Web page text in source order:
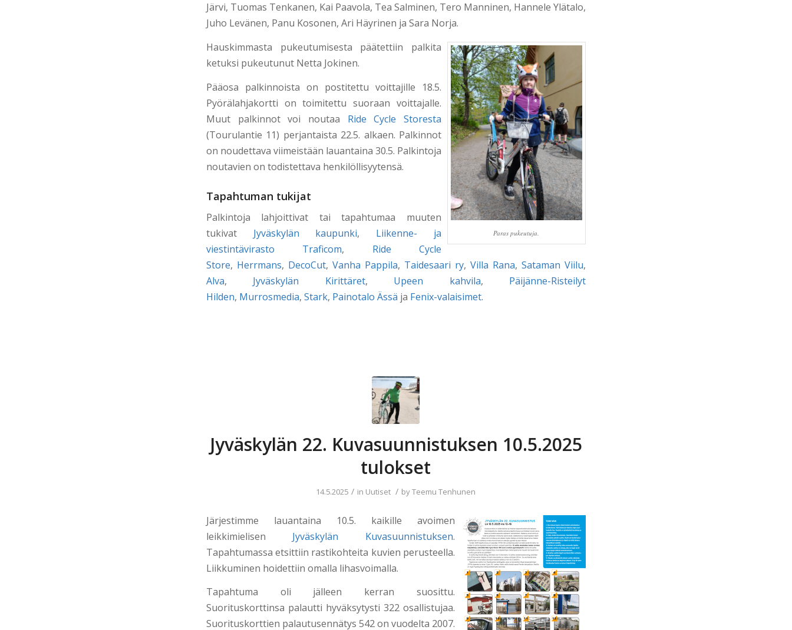
Järvi, Tuomas Tenkanen, Kai Paavola, Tea Salminen, Tero Manninen, Hannele Ylätalo,
Juho Levänen, Panu Kosonen, Ari Häyrinen ja Sara Norja.
Paras pukeutuja.
Hauskimmasta pukeutumisesta päätettiin palkita
ketuksi pukeutunut Netta Jokinen.
Pääosa palkinnoista on postitettu voittajille 18.5.
Pyörälahjakortti on toimitettu suoraan voittajalle.
Muut palkinnot voi noutaa Ride Cycle Storesta
(Tourulantie 11) perjantaista 22.5. alkaen. Palkinnot
on noudettava viimeistään lauantaina 30.5. Palkintoja
noutavien on todistettava henkilöllisyytensä.
Tapahtuman tukijat
Palkintoja lahjoittivat tai tapahtumaa muuten
tukivat Jyväskylän kaupunki, Liikenne- ja
viestintävirasto Traficom, Ride Cycle
Store, Herrmans, DecoCut, Vanha Pappila, Taidesaari ry, Villa Rana, Sataman Viilu,
Alva, Jyväskylän Kirittäret, Upeen kahvila, Päijänne-Risteilyt
Hilden, Murrosmedia, Stark, Painotalo Ässä ja Fenix-valaisimet.
Jyväskylän 22. Kuvasuunnistuksen 10.5.2025
tulokset
14.5.2025 / in Uutiset / byTeemu Tenhunen
Järjestimme lauantaina 10.5. kaikille avoimen
leikkimielisen Jyväskylän Kuvasuunnistuksen.
Tapahtumassa etsittiin rastikohteita kuvien perusteella.
Liikkuminen hoidettiin omalla lihasvoimalla.
Tapahtuma oli jälleen kerran suosittu.
Suorituskorttinsa palautti hyväksytysti 322 osallistujaa.
Suorituskorttien palautusennätys 542 on vuodelta 2007.